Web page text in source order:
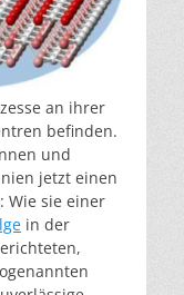
an ihrer
befinden.
und
jetzt einen
Wie sie einer
in der